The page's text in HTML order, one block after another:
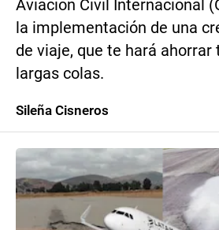
Aviación Civil Internacional
la implementación de una
de viaje, que te hará ahorrar
largas colas.
Sileña Cisneros